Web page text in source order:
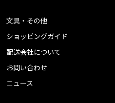
文具・その他
ショッピングガイド
配送会社について
お問い合わせ
ニュース